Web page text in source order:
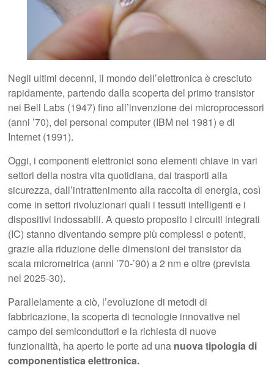
Negli ultimi decenni, il mondo dell’elettronica è cresciuto
rapidamente, partendo dalla scoperta del primo transistor
nei Bell Labs (1947) fino all’invenzione dei microprocessori
(anni ’70), dei personal computer (IBM nel 1981) e di
Internet (1991).
Oggi, i componenti elettronici sono elementi chiave in vari
settori della nostra vita quotidiana, dai trasporti alla
sicurezza, dall’intrattenimento alla raccolta di energia, così
come in settori rivoluzionari quali i tessuti intelligenti e i
dispositivi indossabili. A questo proposito I circuiti integrati
(IC) stanno diventando sempre più complessi e potenti,
grazie alla riduzione delle dimensioni dei transistor da
scala micrometrica (anni ’70-’90) a 2 nm e oltre (prevista
nel 2025-30).
Parallelamente a ciò, l’evoluzione di metodi di
fabbricazione, la scoperta di tecnologie innovative nel
campo dei semiconduttori e la richiesta di nuove
funzionalità, ha aperto le porte ad una nuova tipologia di
componentistica elettronica.